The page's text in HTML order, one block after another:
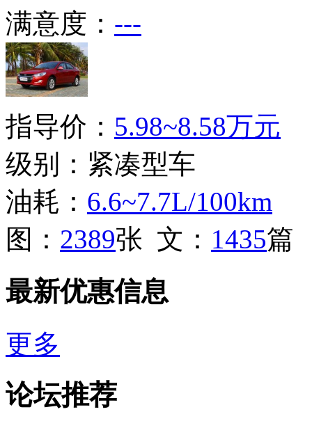
满意度： ---
指导价： 5.98~8.58万元
级别：紧凑型车
油耗： 6.6~7.7L/100km
图： 2389张 文： 1435篇
最新优惠信息
更多
论坛推荐